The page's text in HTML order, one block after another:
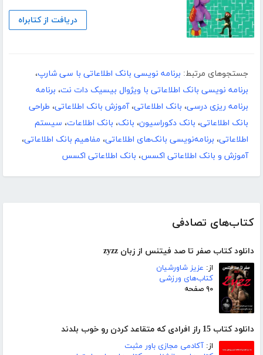
کتاب‌های تصادفی
دانلود کتاب صفر تا صد فیتنس از زبان zyzz
از: عزیز شاورشیان
کتاب‌های ورزشی
۹۰ صفحه
دانلود کتاب 15 راز افرادی که متقاعد کردن رو خوب بلدند
از: آکادمی مجازی باور مثبت
دریافت از کتابراه
جستجوهای مرتبط: برنامه نویسی بانک اطلاعاتی با سی شارپ،
برنامه نویسی بانک اطلاعاتی با ویژوال بیسیک دات نت، برنامه
برنامه ریزی درسی، بانک اطلاعاتی،آموزش بانک اطلاعاتی، طراحی
بانک اطلاعاتی، بانک دکوراسیون، بانک، بانک اطلاعات، سیستم
اطلاعاتی، برنامه‌نویسی بانک‌های اطلاعاتی، مفاهیم بانک اطلاعاتی،
آموزش و بانک اطلاعاتی اکسس، بانک اطلاعاتی اکسس